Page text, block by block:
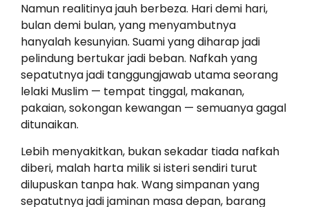
Namun realitinya jauh berbeza. Hari demi hari,
bulan demi bulan, yang menyambutnya
hanyalah kesunyian. Suami yang diharap jadi
pelindung bertukar jadi beban. Nafkah yang
sepatutnya jadi tanggungjawab utama seorang
lelaki Muslim — tempat tinggal, makanan,
pakaian, sokongan kewangan — semuanya gagal
ditunaikan.
Lebih menyakitkan, bukan sekadar tiada nafkah
diberi, malah harta milik si isteri sendiri turut
dilupuskan tanpa hak. Wang simpanan yang
sepatutnya jadi jaminan masa depan, barang